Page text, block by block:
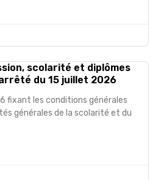
scolarité et diplômes
arrêté du 15 juillet 2026
fixant les conditions générales
générales de la scolarité et du